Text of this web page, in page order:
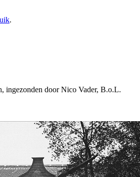
.
ingezonden door Nico Vader, B.o.L.